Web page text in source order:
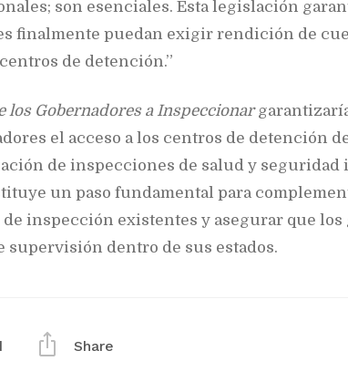
son esenciales. Esta legislación
finalmente puedan exigir rendición de
de detención.”
los Gobernadores a Inspeccionar
el acceso a los centros de detención
de inspecciones de salud y seguridad
un paso fundamental para
inspección existentes y asegurar que los
supervisión dentro de sus estados.
Share